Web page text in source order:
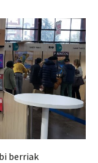
berriak